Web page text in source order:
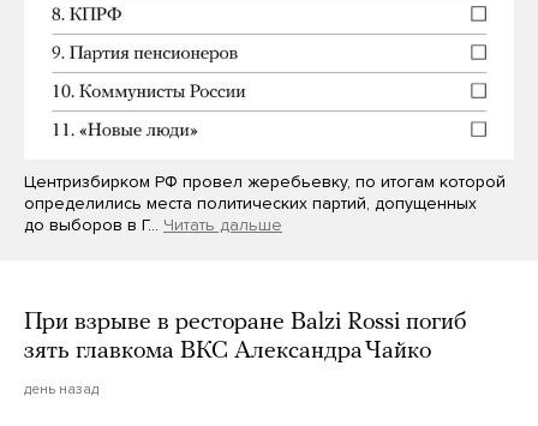
Центризбирком РФ провел жеребьевку, по итогам которой
определились места политических партий, допущенных
до выборов в Г… Читать дальше
При взрыве в ресторане Balzi Rossi погиб
зять главкома ВКС Александра Чайко
день назад